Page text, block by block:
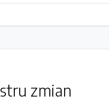
zmian